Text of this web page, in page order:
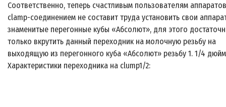
Соответственно, теперь счастливым пользователям
clamp-соединением не составит труда установить свои
знаменитые перегонные кубы «Абсолют», для этого
только вкрутить данный переходник на молочную резьбу на
выходящую из перегонного куба «Абсолют» резьбу 1. 1/4
Характеристики переходника на clump1/2: